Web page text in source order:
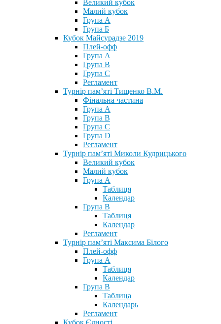
Великий кубок
Малий кубок
Група А
Група Б
Кубок Майсурадзе 2019
Плей-офф
Група А
Група В
Група С
Регламент
Турнір пам’яті Тищенко В.М.
Фінальна частина
Група А
Група В
Група С
Група D
Регламент
Турнір пам’яті Миколи Кудрицького
Великий кубок
Малий кубок
Група А
Таблиця
Календар
Група В
Таблиця
Календар
Регламент
Турнір пам’яті Максима Білого
Плей-офф
Група А
Таблиця
Календар
Група В
Таблица
Календарь
Регламент
Кубок Єдності